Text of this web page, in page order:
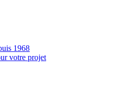
1968
votre projet